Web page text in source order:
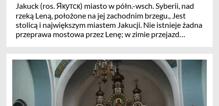
Jakuck (ros. Якутск) miasto w półn.-wsch. Syberii, nad
rzeką Leną, położone na jej zachodnim brzegu., Jest
stolicą i największym miastem Jakucji. Nie istnieje żadna
przeprawa mostowa przez Lenę; w zimie przejazd
powodziowego) działa prom. . Miasto zostało założone
w 1632 przez Piotra Beketowa jako warowna twierdza
kozacka. Zawsze stanowiło ważny ośrodek
administracyjny, naukowo-kulturalny oraz przemysłowy
północno-wschodniej Syberii. Działają tu port lotniczy